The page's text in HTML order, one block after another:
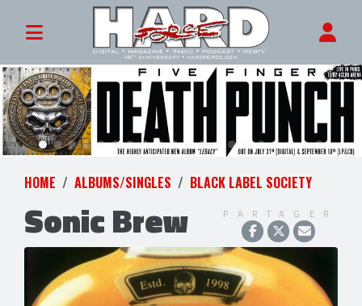
HOME ALBUMS/SINGLES BLACK LABEL SOCIETY
Sonic Brew PARTAGER